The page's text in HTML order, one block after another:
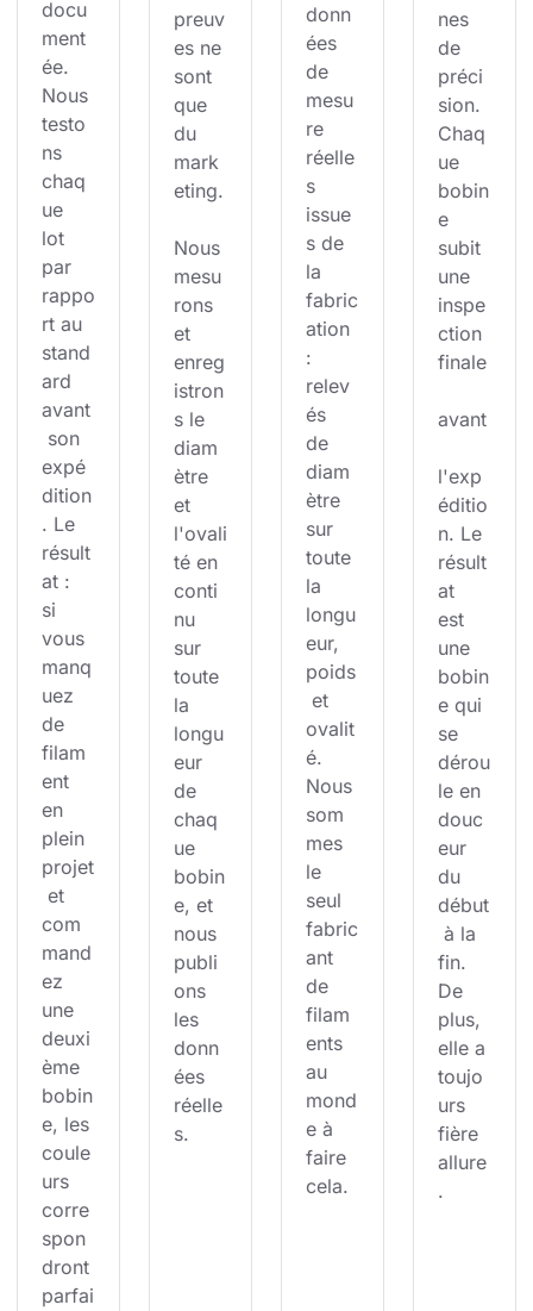
docu
ment
ée.
Nous
testo
ns
chaq
ue
lot
par
rappo
rt au
stand
ard
avant
son
expé
dition
. Le
résult
at :
si
vous
manq
uez
de
filam
ent
en
plein
projet
et
com
mand
ez
une
deuxi
ème
bobin
e, les
coule
urs
corre
spon
dront
parfai
preuv
es ne
sont
que
du
mark
eting.
Nous
mesu
rons
et
enreg
istron
s le
diam
ètre
et
l'ovali
té en
conti
nu
sur
toute
la
longu
eur
de
chaq
ue
bobin
e, et
nous
publi
ons
les
donn
ées
réelle
s.
donn
ées
de
mesu
re
réelle
s
issue
s de
la
fabric
ation
:
relev
és
de
diam
ètre
sur
toute
la
longu
eur,
poids
et
ovalit
é.
Nous
som
mes
le
seul
fabric
ant
de
filam
ents
au
mond
e à
faire
cela.
nes
de
préci
sion.
Chaq
ue
bobin
e
subit
une
inspe
ction
finale
avant
l'exp
éditio
n. Le
résult
at
est
une
bobin
e qui
se
dérou
le en
douc
eur
du
début
à la
fin.
De
plus,
elle a
toujo
urs
fière
allure
.